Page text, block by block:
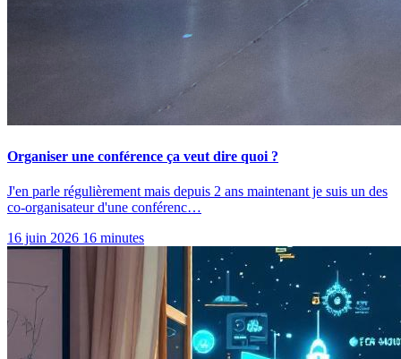
Organiser une conférence ça veut dire quoi ?
J'en parle régulièrement mais depuis 2 ans maintenant je suis un des
co-organisateur d'une conférenc…
16 juin 2026 16 minutes